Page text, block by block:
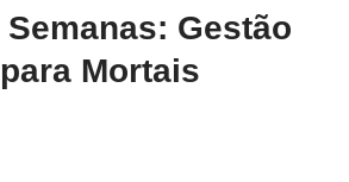
Gestão
Mortais